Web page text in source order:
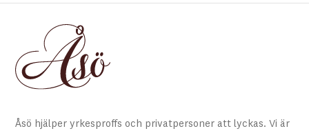
Åsö hjälper yrkesproffs och privatpersoner att lyckas. Vi är